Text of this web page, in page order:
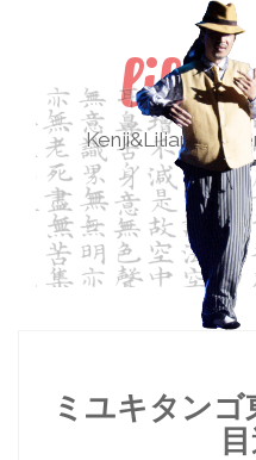
Kenji&Liliana
Skip to content
ミユキタンゴ